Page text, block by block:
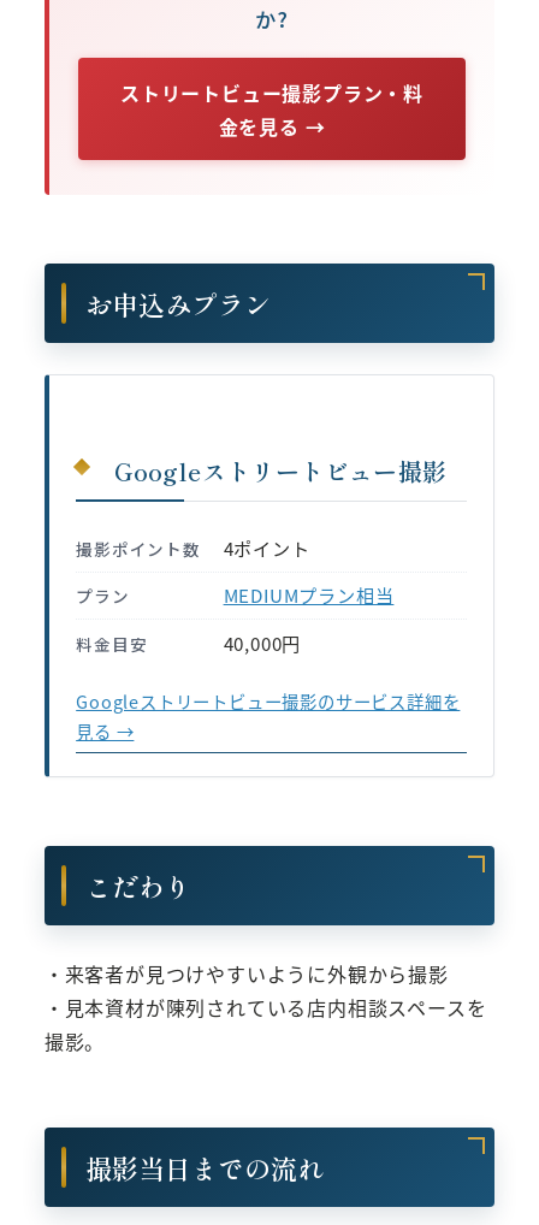
か?
ストリートビュー撮影プラン・料
金を見る →
お申込みプラン
Googleストリートビュー撮影
撮影ポイント数 4ポイント
プラン MEDIUMプラン相当
料金目安 40,000円
Googleストリートビュー撮影のサービス詳細を
見る →
こだわり
・来客者が見つけやすいように外観から撮影
・見本資材が陳列されている店内相談スペースを
撮影。
撮影当日までの流れ